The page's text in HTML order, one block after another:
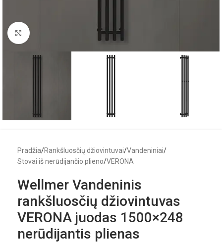
Click to enlarge
Pradžia/Rankšluosčių džiovintuvai/Vandeniniai/
Stovai iš nerūdijančio plieno/VERONA
Wellmer Vandeninis
rankšluosčių džiovintuvas
VERONA juodas 1500×248
nerūdijantis plienas